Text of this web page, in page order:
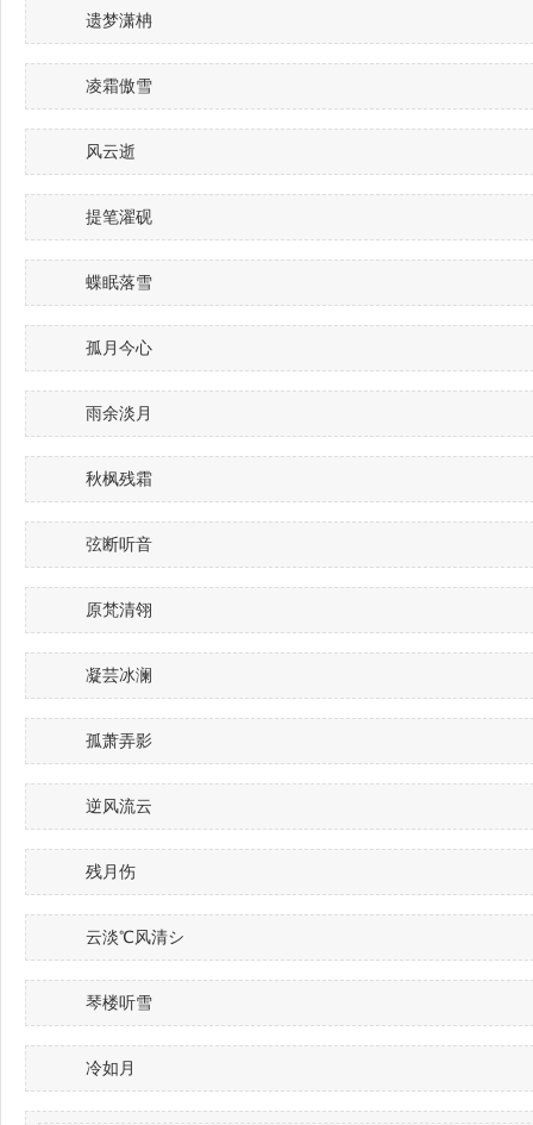
遗梦潇柟
凌霜傲雪
风云逝
提笔濯砚
蝶眠落雪
孤月今心
雨余淡月
秋枫残霜
弦断听音
原梵清翎
凝芸冰澜
孤萧弄影
逆风流云
残月伤
云淡℃风清シ
琴楼听雪
冷如月